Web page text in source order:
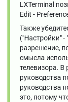
LXTerminal
Edit -
Также
("Настройки"
разрешение,
смысла
телевизора. В
руководства
руководства
это, потому